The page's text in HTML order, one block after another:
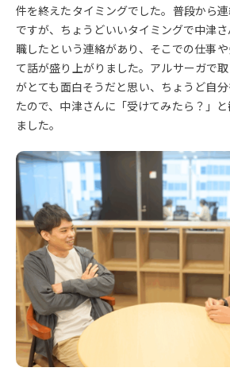
件を終えたタイミングでした。普段から
ですが、ちょうどいいタイミングで中津
職したという連絡があり、そこでの仕事
て話が盛り上がりました。アルサーガで
がとても面白そうだと思い、ちょうど自
たので、中津さんに「受けてみたら？」
ました。